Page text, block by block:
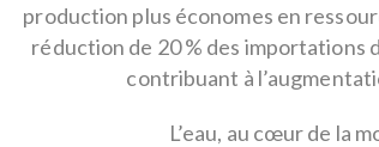
production plus économes en
réduction de 20 % des importations
contribuant à
L’eau, au cœur de la